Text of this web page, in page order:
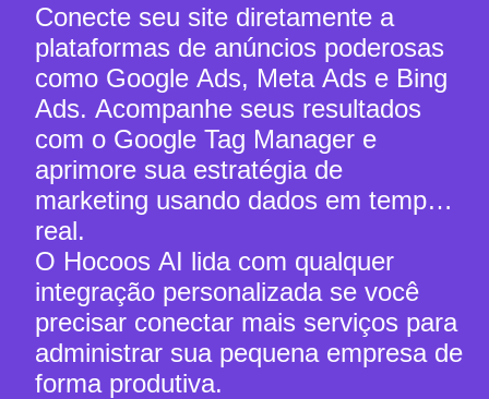
Conecte seu site diretamente a
plataformas de anúncios poderosas
como Google Ads, Meta Ads e Bing
Ads. Acompanhe seus resultados
com o Google Tag Manager e
aprimore sua estratégia de
marketing usando dados em tempo
real.
O Hocoos AI lida com qualquer
integração personalizada se você
precisar conectar mais serviços para
administrar sua pequena empresa de
forma produtiva.